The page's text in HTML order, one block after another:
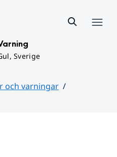
Sverige
och varningar